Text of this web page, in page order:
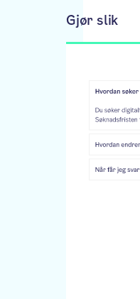
Gjør slik